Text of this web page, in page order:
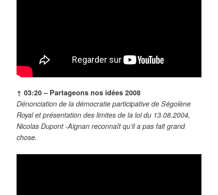
↑ 03:20 – Partageons nos idées 2008
Dénonciation de la démocratie participative de Ségolène
Royal et présentation des limites de la loi du 13.08.2004,
Nicolas Dupont -Aignan reconnaît qu’il a pas fait grand
chose.